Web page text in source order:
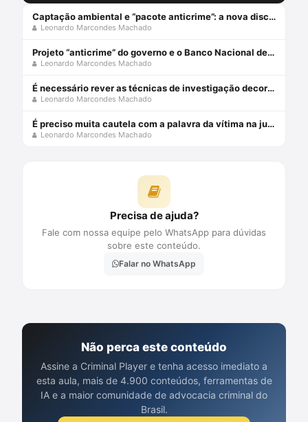
Captação ambiental e “pacote anticrime”: a nova disciplina legal
Leonardo Marcondes Machado
Projeto “anticrime” do governo e o Banco Nacional de Perfis Balísticos
Leonardo Marcondes Machado
É necessário rever as técnicas de investigação decorrentes da memória humana
Leonardo Marcondes Machado
É preciso muita cautela com a palavra da vítima na justiça criminal
Leonardo Marcondes Machado
Precisa de ajuda?
Fale com nossa equipe pelo WhatsApp para dúvidas
sobre este conteúdo.
Falar no WhatsApp
Não perca este conteúdo
Assine a Criminal Player e tenha acesso imediato a
esta aula, mais de 4.900 conteúdos, ferramentas de
IA e a maior comunidade de advocacia criminal do
Brasil.